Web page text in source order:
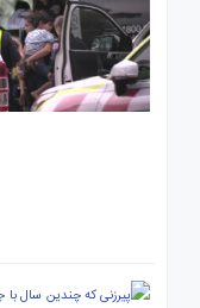
استرالیا
درباره